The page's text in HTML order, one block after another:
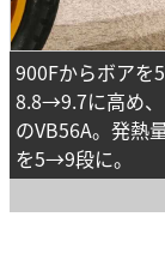
900Fからボアを
8.8→9.7に高め
のVB56A。発熱
を5→9段に。